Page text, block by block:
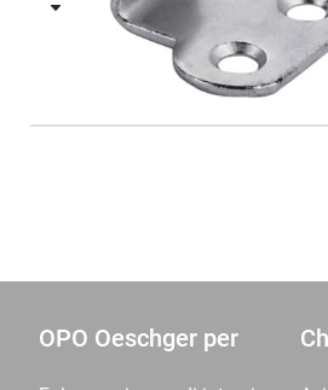
OPO Oeschger per